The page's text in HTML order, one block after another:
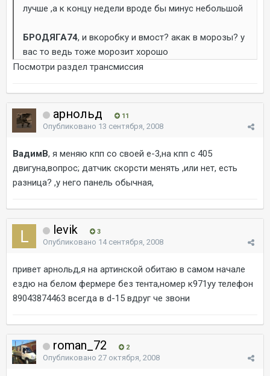
лучше ,а к концу недели вроде бы минус небольшой
БРОДЯГА74, и вкоробку и вмост? акак в морозы? у
вас то ведь тоже морозит хорошо
Посмотри раздел трансмиссия
арнольд 11
Опубликовано 13 сентября, 2008
ВадимВ, я меняю кпп со своей е-3,на кпп с 405
двигуна,вопрос; датчик скорсти менять ,или нет, есть
разница? ,у него панель обычная,
levik 3
Опубликовано 14 сентября, 2008
привет арнольд,я на артинской обитаю в самом начале
ездю на белом фермере без тента,номер к971уу телефон
89043874463 всегда в d-15 вдруг че звони
roman_72 2
Опубликовано 27 октября, 2008